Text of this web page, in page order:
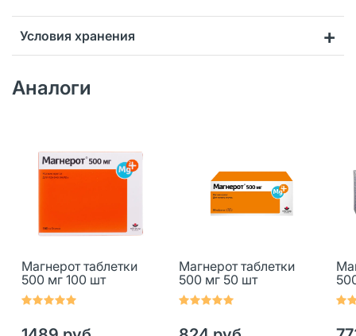
Условия хранения
Аналоги
Магнерот таблетки
500 мг 100 шт
Магнерот таблетки
500 мг 50 шт